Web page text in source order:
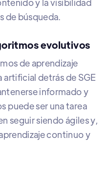
de búsqueda.
evolutivos
de aprendizaje
detrás de SGE
informado y
puede ser una tarea
seguir siendo ágiles y,
continuo y